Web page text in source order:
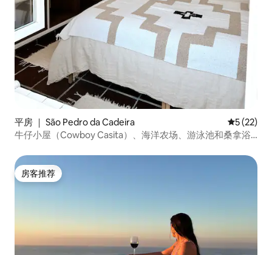
平房 ｜ São Pedro da Cadeira 平均评分
5 (22)
牛仔小屋（Cowboy Casita）、海洋农场、游泳池和桑拿浴
房客推荐
房客推荐